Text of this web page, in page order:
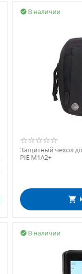
В наличии

Защитный чехол
PIE M1A2+
В наличии
